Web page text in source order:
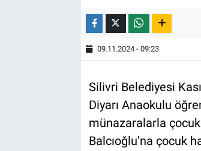
09.11.2024 - 09:23
Silivri Belediyesi
Diyarı Anaokulu
münazaralarla çocuk
Balcıoğlu’na çocuk